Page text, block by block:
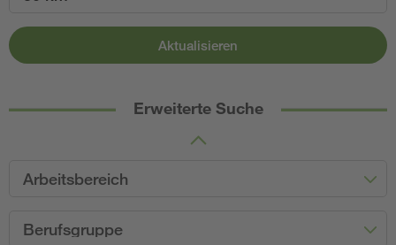
Aktualisieren
Erweiterte Suche
Arbeitsbereich
Berufsgruppe